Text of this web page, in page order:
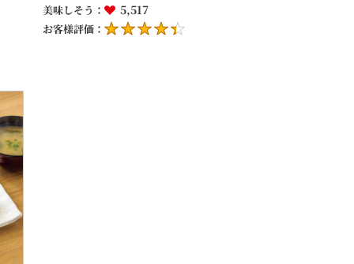
美味しそう： 5,517
お客様評価：